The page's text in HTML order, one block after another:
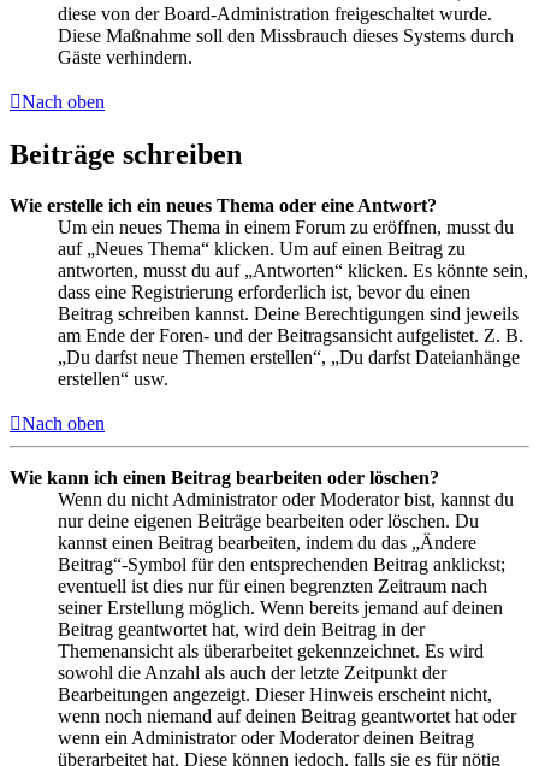
diese von der Board-Administration freigeschaltet wurde.
Diese Maßnahme soll den Missbrauch dieses Systems durch
Gäste verhindern.
Nach oben
Beiträge schreiben
Wie erstelle ich ein neues Thema oder eine Antwort?
Um ein neues Thema in einem Forum zu eröffnen, musst du
auf „Neues Thema“ klicken. Um auf einen Beitrag zu
antworten, musst du auf „Antworten“ klicken. Es könnte sein,
dass eine Registrierung erforderlich ist, bevor du einen
Beitrag schreiben kannst. Deine Berechtigungen sind jeweils
am Ende der Foren- und der Beitragsansicht aufgelistet. Z. B.
„Du darfst neue Themen erstellen“, „Du darfst Dateianhänge
erstellen“ usw.
Nach oben
Wie kann ich einen Beitrag bearbeiten oder löschen?
Wenn du nicht Administrator oder Moderator bist, kannst du
nur deine eigenen Beiträge bearbeiten oder löschen. Du
kannst einen Beitrag bearbeiten, indem du das „Ändere
Beitrag“-Symbol für den entsprechenden Beitrag anklickst;
eventuell ist dies nur für einen begrenzten Zeitraum nach
seiner Erstellung möglich. Wenn bereits jemand auf deinen
Beitrag geantwortet hat, wird dein Beitrag in der
Themenansicht als überarbeitet gekennzeichnet. Es wird
sowohl die Anzahl als auch der letzte Zeitpunkt der
Bearbeitungen angezeigt. Dieser Hinweis erscheint nicht,
wenn noch niemand auf deinen Beitrag geantwortet hat oder
wenn ein Administrator oder Moderator deinen Beitrag
überarbeitet hat. Diese können jedoch, falls sie es für nötig